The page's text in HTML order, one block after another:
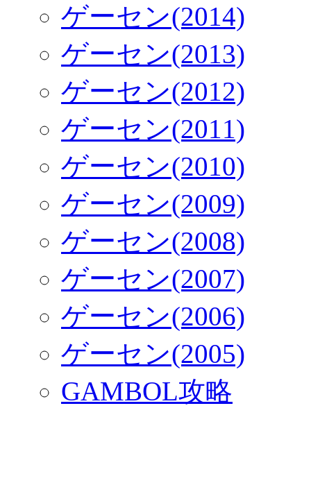
ゲーセン(2014)
ゲーセン(2013)
ゲーセン(2012)
ゲーセン(2011)
ゲーセン(2010)
ゲーセン(2009)
ゲーセン(2008)
ゲーセン(2007)
ゲーセン(2006)
ゲーセン(2005)
GAMBOL攻略